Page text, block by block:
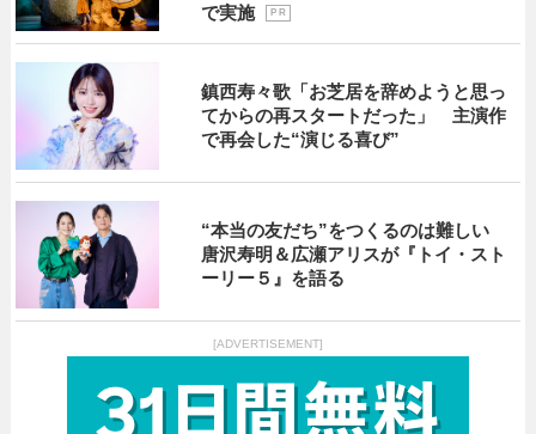
で実施
P R
鎮西寿々歌「お芝居を辞めようと思っ
てからの再スタートだった」 主演作
で再会した“演じる喜び”
“本当の友だち”をつくるのは難しい
唐沢寿明＆広瀬アリスが『トイ・スト
ーリー５』を語る
[ADVERTISEMENT]